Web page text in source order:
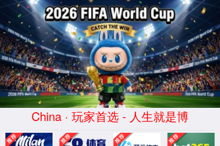
云顶4008最新网站
股票代码
920037
关于使用部分闲置募集资金及自有资
金进行现金管理的进展公告
发布时间：2025-12-03 来源：